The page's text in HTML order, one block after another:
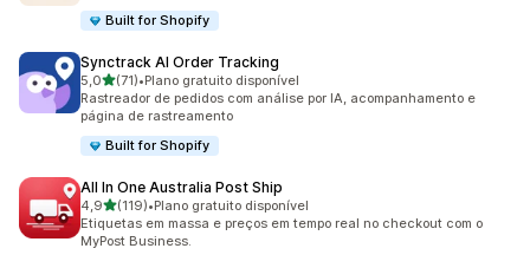
Built for Shopify
Synctrack AI Order Tracking
5,0de 5 estrelas
(71)
71 avaliações ao todo
•Plano gratuito disponível
Rastreador de pedidos com análise por IA, acompanhamento e
página de rastreamento
Built for Shopify
All In One Australia Post Ship
4,9de 5 estrelas
(119)
119 avaliações ao todo
•Plano gratuito disponível
Etiquetas em massa e preços em tempo real no checkout com o
MyPost Business.